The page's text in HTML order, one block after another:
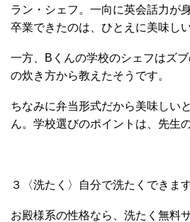
ラン・シェフ。一向に英会話力が
卒業できたのは、ひとえに美味し
一方、Bくんの学校のシェフはズ
の炊き方から教えたそうです。
ちなみに弁当形式だから美味しい
ん。学校選びのポイントは、先生
３〈洗たく〉自分で洗たくできま
お殿様系の性格なら、洗たく無料